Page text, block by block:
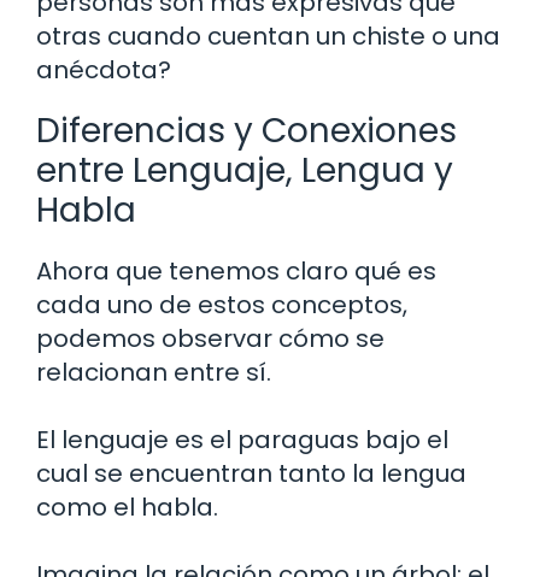
otras cuando cuentan un chiste o una
anécdota?
Diferencias y Conexiones
entre Lenguaje, Lengua y
Habla
Ahora que tenemos claro qué es
cada uno de estos conceptos,
podemos observar cómo se
relacionan entre sí.
El lenguaje es el paraguas bajo el
cual se encuentran tanto la lengua
como el habla.